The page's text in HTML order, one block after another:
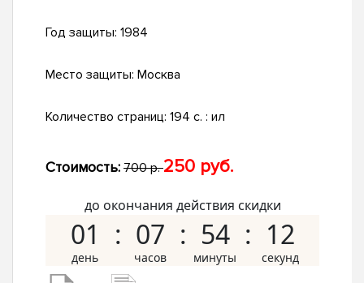
Год защиты: 1984
Место защиты: Москва
Количество страниц: 194 c. : ил
Стоимость: 700 р.250 руб.
до окончания действия скидки
01 07 54 11